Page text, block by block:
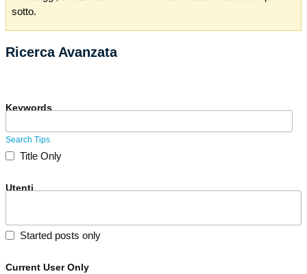
sotto.
Ricerca Avanzata
Keywords
Search Tips
Title Only
Utenti
Started posts only
Current User Only